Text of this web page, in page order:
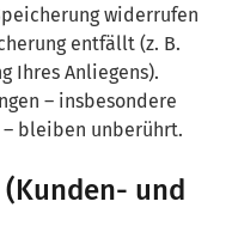
widerrufen
entfällt (z. B.
Ihres Anliegens).
– insbesondere
bleiben unberührt.
und